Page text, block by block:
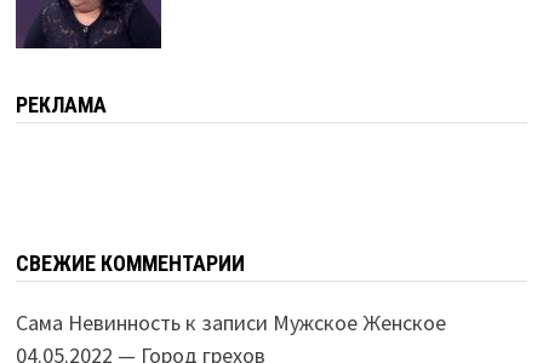
РЕКЛАМА
СВЕЖИЕ КОММЕНТАРИИ
Сама Невинностьк записи Мужское Женское
04.05.2022 — Город грехов